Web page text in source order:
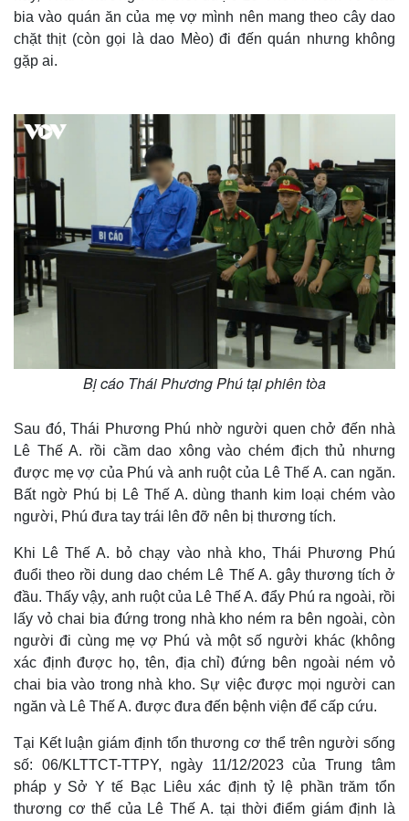
bia vào quán ăn của mẹ vợ mình nên mang theo cây dao
chặt thịt (còn gọi là dao Mèo) đi đến quán nhưng không
gặp ai.
Bị cáo Thái Phương Phú tại phiên tòa
Sau đó, Thái Phương Phú nhờ người quen chở đến nhà
Lê Thế A. rồi cầm dao xông vào chém địch thủ nhưng
được mẹ vợ của Phú và anh ruột của Lê Thế A. can ngăn.
Bất ngờ Phú bị Lê Thế A. dùng thanh kim loại chém vào
người, Phú đưa tay trái lên đỡ nên bị thương tích.
Khi Lê Thế A. bỏ chạy vào nhà kho, Thái Phương Phú
đuổi theo rồi dung dao chém Lê Thế A. gây thương tích ở
đầu. Thấy vậy, anh ruột của Lê Thế A. đẩy Phú ra ngoài, rồi
lấy vỏ chai bia đứng trong nhà kho ném ra bên ngoài, còn
người đi cùng mẹ vợ Phú và một số người khác (không
xác định được họ, tên, địa chỉ) đứng bên ngoài ném vỏ
chai bia vào trong nhà kho. Sự việc được mọi người can
ngăn và Lê Thế A. được đưa đến bệnh viện để cấp cứu.
Tại Kết luận giám định tổn thương cơ thể trên người sống
số: 06/KLTTCT-TTPY, ngày 11/12/2023 của Trung tâm
pháp y Sở Y tế Bạc Liêu xác định tỷ lệ phần trăm tổn
thương cơ thể của Lê Thế A. tại thời điểm giám định là